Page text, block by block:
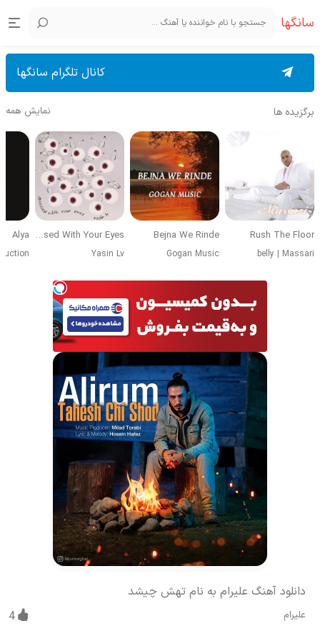
سانگها
کانال تلگرام سانگها
برگزیده ها نمایش همه
Rush The Floor
belly | Massari
Bejna We Rinde
Gogan Music
Obsessed With Your Eyes
Yasin Lv
Alya
دانلود آهنگ علیرام به نام تهش چیشد
علیرام 4